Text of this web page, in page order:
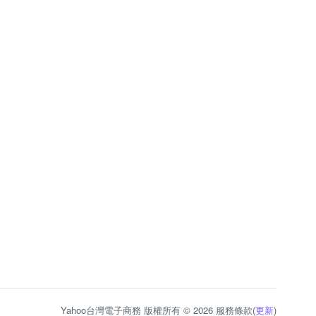
Yahoo台灣電子商務 版權所有 © 2026 服務條款(更新)